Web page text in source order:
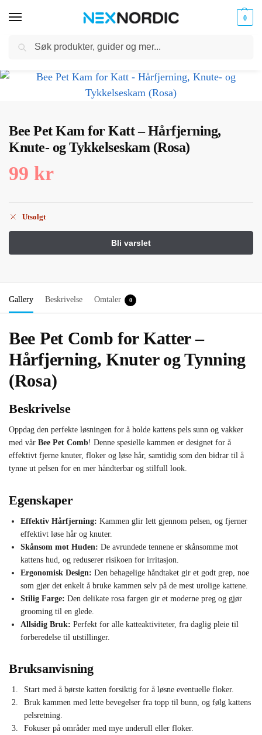
0
til
Kabler
Bee Pet Kam for Katt – Hårfjerning,
Knute- og Tykkelseskam (Rosa)
99 kr
Utsolgt
Gallery Beskrivelse Omtaler 0
Bee Pet Comb for Katter –
Hårfjerning, Knuter og Tynning
(Rosa)
Beskrivelse
Oppdag den perfekte løsningen for å holde kattens pels sunn og vakker
med vår Bee Pet Comb! Denne spesielle kammen er designet for å
effektivt fjerne knuter, floker og løse hår, samtidig som den bidrar til å
tynne ut pelsen for en mer håndterbar og stilfull look.
Egenskaper
Effektiv Hårfjerning: Kammen glir lett gjennom pelsen, og fjerner
effektivt løse hår og knuter.
Skånsom mot Huden: De avrundede tennene er skånsomme mot
kattens hud, og reduserer risikoen for irritasjon.
Ergonomisk Design: Den behagelige håndtaket gir et godt grep, noe
som gjør det enkelt å bruke kammen selv på de mest urolige kattene.
Stilig Farge: Den delikate rosa fargen gir et moderne preg og gjør
grooming til en glede.
Allsidig Bruk: Perfekt for alle katteaktiviteter, fra daglig pleie til
forberedelse til utstillinger.
Bruksanvisning
Start med å børste katten forsiktig for å løsne eventuelle floker.
Bruk kammen med lette bevegelser fra topp til bunn, og følg kattens
pelsretning.
Fokuser på områder med mye underull eller floker.